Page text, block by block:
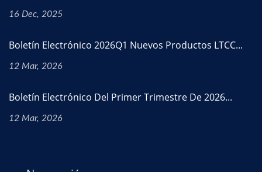
16 Dec, 2025
Boletín Electrónico 2026Q1 Nuevos Productos LTCC...
12 Mar, 2026
Boletín Electrónico Del Primer Trimestre De 2026...
12 Mar, 2026